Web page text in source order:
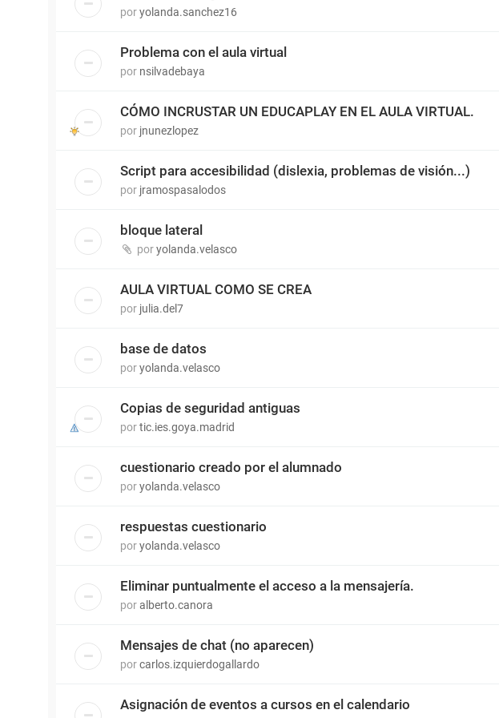
poryolanda.sanchez16
Problema con el aula virtual
por nsilvadebaya
CÓMO INCRUSTAR UN EDUCAPLAY EN EL AULA VIRTUAL.
por jnunezlopez
Script para accesibilidad (dislexia, problemas de visión...)
por jramospasalodos
bloque lateral
poryolanda.velasco
AULA VIRTUAL COMO SE CREA
por julia.del7
base de datos
poryolanda.velasco
Copias de seguridad antiguas
portic.ies.goya.madrid
cuestionario creado por el alumnado
poryolanda.velasco
respuestas cuestionario
poryolanda.velasco
Eliminar puntualmente el acceso a la mensajería.
poralberto.canora
Mensajes de chat (no aparecen)
porcarlos.izquierdogallardo
Asignación de eventos a cursos en el calendario